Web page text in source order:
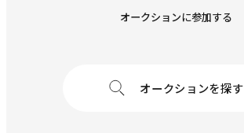
オークションに参加する
オークションを探す